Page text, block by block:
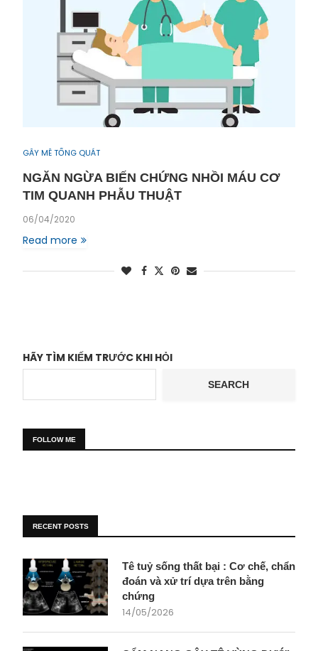
GÂY MÊ TỔNG QUÁT
NGĂN NGỪA BIẾN CHỨNG NHỒI MÁU CƠ
TIM QUANH PHẪU THUẬT
06/04/2020
Read more
HÃY TÌM KIẾM TRƯỚC KHI HỎI
SEARCH
FOLLOW ME
RECENT POSTS
Tê tuỷ sống thất bại : Cơ chế, chẩn
đoán và xử trí dựa trên bằng
chứng
14/05/2026